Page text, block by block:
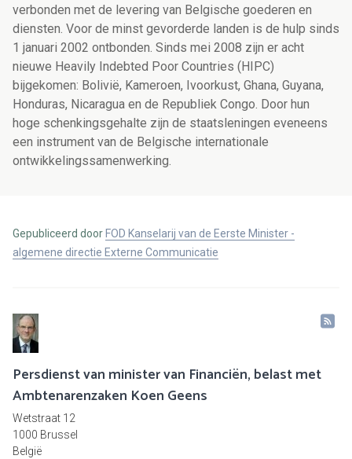
verbonden met de levering van Belgische goederen en
diensten. Voor de minst gevorderde landen is de hulp sinds
1 januari 2002 ontbonden. Sinds mei 2008 zijn er acht
nieuwe Heavily Indebted Poor Countries (HIPC)
bijgekomen: Bolivië, Kameroen, Ivoorkust, Ghana, Guyana,
Honduras, Nicaragua en de Republiek Congo. Door hun
hoge schenkingsgehalte zijn de staatsleningen eveneens
een instrument van de Belgische internationale
ontwikkelingssamenwerking.
Gepubliceerd door FOD Kanselarij van de Eerste Minister -
algemene directie Externe Communicatie
Persdienst van minister van Financiën, belast met
Ambtenarenzaken Koen Geens
Wetstraat 12
1000 Brussel
België